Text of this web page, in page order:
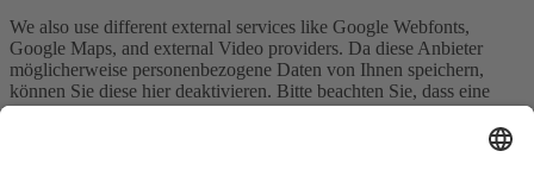
We also use different external services like Google Webfonts,
Google Maps, and external Video providers. Da diese Anbieter
möglicherweise personenbezogene Daten von Ihnen speichern,
können Sie diese hier deaktivieren. Bitte beachten Sie, dass eine
Deaktivierung dieser Cookies die Funktionalität und das Aussehen
unserer Webseite erheblich beeinträchtigen kann. Die Änderungen